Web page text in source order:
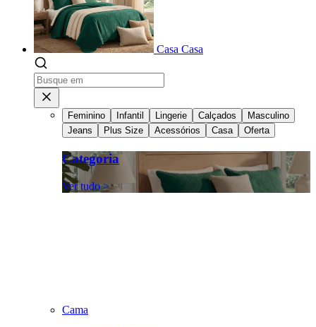
Casa Casa
Feminino Infantil Lingerie Calçados
Masculino
Jeans
Plus Size Acessórios Casa Oferta
Categoria
Ver tudo >
Cama